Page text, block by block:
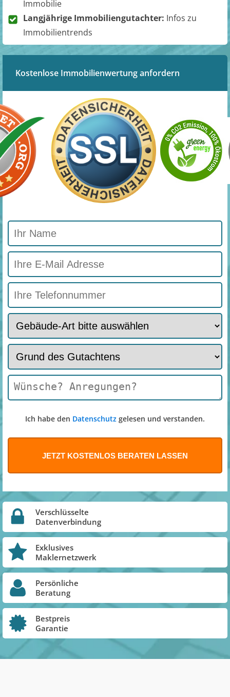
Immobilie
Langjährige Immobiliengutachter: Infos zu
Immobilientrends
Kostenlose Immobilienwertung anfordern
Ich habe den Datenschutz gelesen und verstanden.
Verschlüsselte
Datenverbindung
Exklusives
Maklernetzwerk
Persönliche
Beratung
Bestpreis
Garantie